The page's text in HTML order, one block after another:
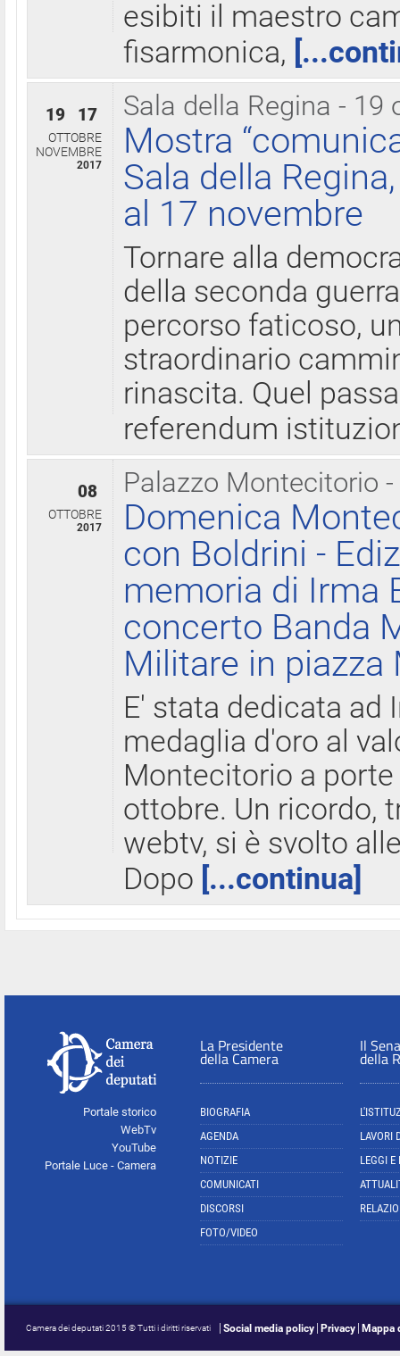
esibiti il maestro
fisarmonica,
Sala della Regina - 19
19 17
OTTOBRE
NOVEMBRE
2017
Mostra
Sala della
al 17 novembre
Tornare alla
della seconda
percorso faticoso,
straordinario
rinascita. Quel
referendum
Palazzo Montecitorio
08
OTTOBRE
2017
Domenica
con Boldrini -
memoria di Irma
concerto Banda
Militare in
E' stata dedicata ad
medaglia d'oro al
Montecitorio a
ottobre. Un ricordo,
webtv, si è svolto
Dopo [...continua]
Portale storico
WebTv
YouTube
Portale Luce - Camera
La Presidente
della Camera
BIOGRAFIA
AGENDA
NOTIZIE
COMUNICATI
DISCORSI
FOTO/VIDEO
Il
della
LAVORI
LEGGI E
Camera dei deputati 2015 © Tutti i diritti riservati Social media policy Privacy Mappa